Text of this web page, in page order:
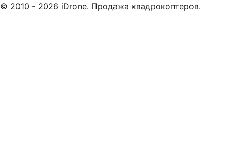
© 2010 - 2026 iDrone. Продажа квадрокоптеров.